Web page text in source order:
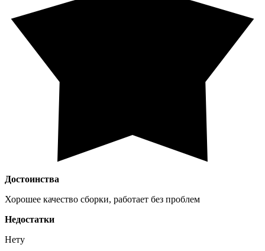
Достоинства
Хорошее качество сборки, работает без проблем
Недостатки
Нету